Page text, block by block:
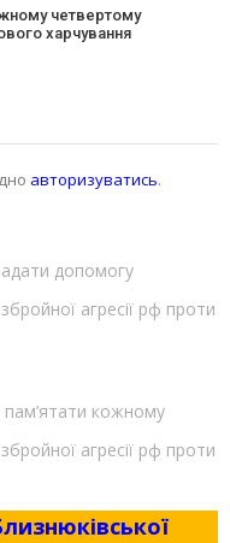
четвертому
харчування
авторизуватись.
допомогу
агресії рф проти
пам’ятати кожному
агресії рф проти